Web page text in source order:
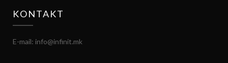
KONTAKT
E-mail: info@infinit.mk